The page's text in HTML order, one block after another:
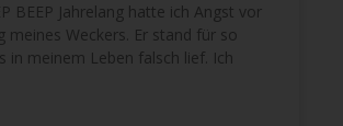
BEEP Jahrelang hatte ich Angst vor
meines Weckers. Er stand für so
in meinem Leben falsch lief. Ich